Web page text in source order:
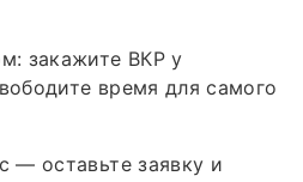
закажите ВКР у
время для самого
— оставьте заявку и